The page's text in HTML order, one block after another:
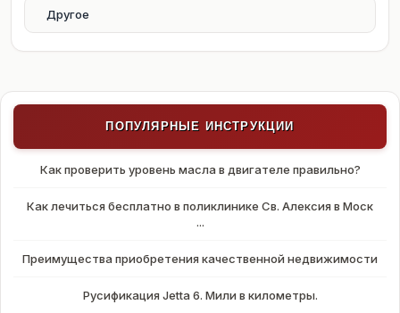
Другое
ПОПУЛЯРНЫЕ ИНСТРУКЦИИ
Как проверить уровень масла в двигателе правильно?
Как лечиться бесплатно в поликлинике Св. Алексия в Моск
...
Преимущества приобретения качественной недвижимости
Русификация Jetta 6. Мили в километры.